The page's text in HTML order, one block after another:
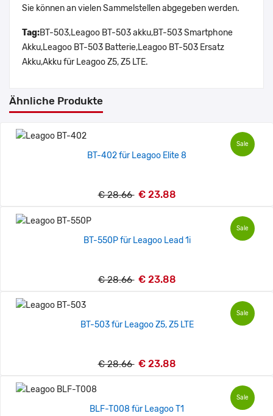
Sie können an vielen Sammelstellen abgegeben werden.
Tag:BT-503,Leagoo BT-503 akku,BT-503 Smartphone
Akku,Leagoo BT-503 Batterie,Leagoo BT-503 Ersatz
Akku,Akku für Leagoo Z5, Z5 LTE.
Ähnliche Produkte
Sale
BT-402 für Leagoo Elite 8
€ 28.66 € 23.88
Sale
BT-550P für Leagoo Lead 1i
€ 28.66 € 23.88
Sale
BT-503 für Leagoo Z5, Z5 LTE
€ 28.66 € 23.88
Sale
BLF-T008 für Leagoo T1